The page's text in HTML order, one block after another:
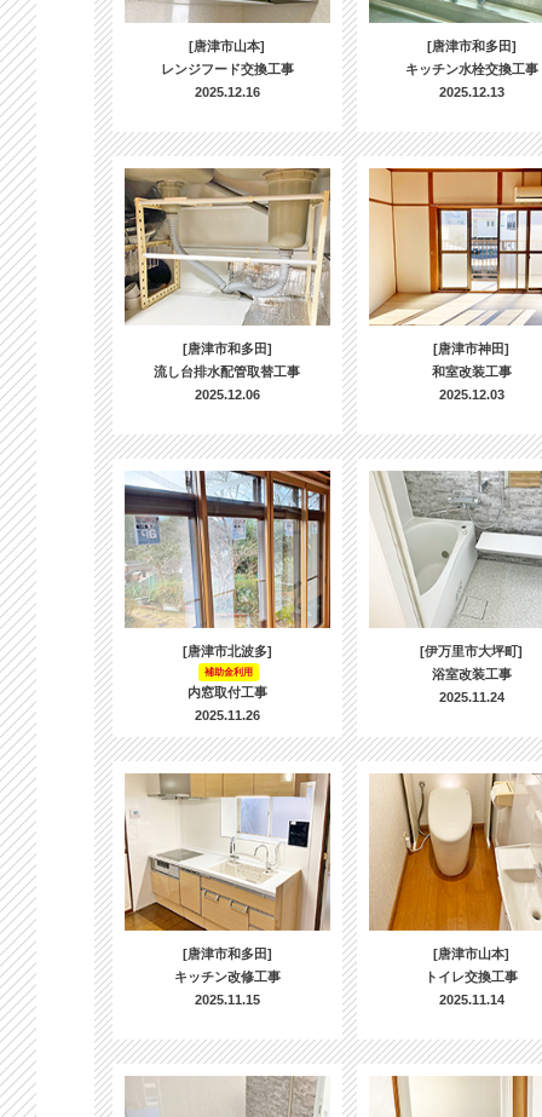
[唐津市山本]
レンジフード交換工事
2025.12.16
[唐津市和多田]
キッチン水栓交換工事
2025.12.13
[唐津市和多田]
流し台排水配管取替工事
2025.12.06
[唐津市神田]
和室改装工事
2025.12.03
[唐津市北波多]
補助金利用
内窓取付工事
2025.11.26
[伊万里市大坪町]
浴室改装工事
2025.11.24
[唐津市和多田]
キッチン改修工事
2025.11.15
[唐津市山本]
トイレ交換工事
2025.11.14